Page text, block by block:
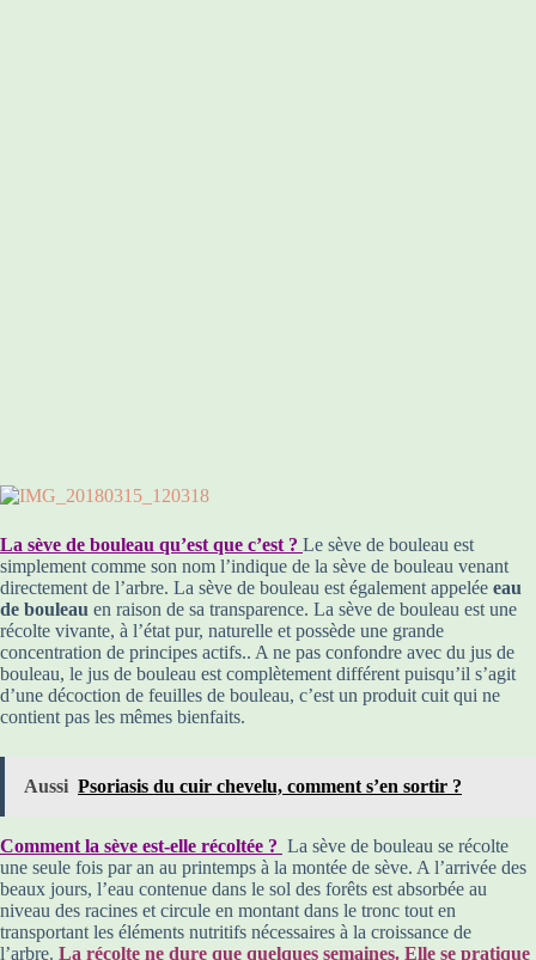
La sève de bouleau qu’est que c’est ? Le sève de bouleau est
simplement comme son nom l’indique de la sève de bouleau venant
directement de l’arbre. La sève de bouleau est également appelée eau
de bouleau en raison de sa transparence. La sève de bouleau est une
récolte vivante, à l’état pur, naturelle et possède une grande
concentration de principes actifs.. A ne pas confondre avec du jus de
bouleau, le jus de bouleau est complètement différent puisqu’il s’agit
d’une décoction de feuilles de bouleau, c’est un produit cuit qui ne
contient pas les mêmes bienfaits.
Aussi Psoriasis du cuir chevelu, comment s’en sortir ?
Comment la sève est-elle récoltée ? La sève de bouleau se récolte
une seule fois par an au printemps à la montée de sève. A l’arrivée des
beaux jours, l’eau contenue dans le sol des forêts est absorbée au
niveau des racines et circule en montant dans le tronc tout en
transportant les éléments nutritifs nécessaires à la croissance de
l’arbre. La récolte ne dure que quelques semaines. Elle se pratique